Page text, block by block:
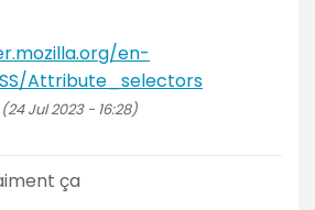
en-
Attribute_selectors
Jul 2023 - 16:28)
ça